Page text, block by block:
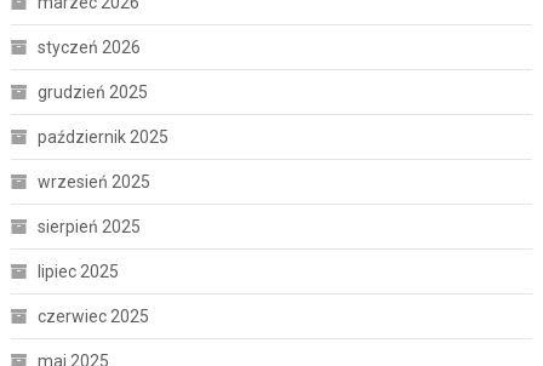
styczeń 2026
grudzień 2025
październik 2025
wrzesień 2025
sierpień 2025
lipiec 2025
czerwiec 2025
maj 2025